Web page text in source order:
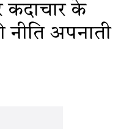
कदाचार के
नीति अपनाती